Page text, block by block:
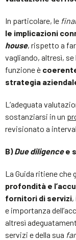
In particolare, le
le implicazioni
house, rispetto a
vagliando, altresì, se l
funzione è
strategia
L’adeguata
sostanziarsi in un
revisionato a
B) Due diligencee
La Guida ritiene che
profondità e
fornitori di servizi
e importanza
altresì
servizi e della sua